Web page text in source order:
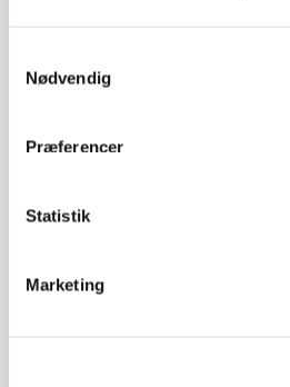
Nødvendig
Præferencer
Statistik
Marketing